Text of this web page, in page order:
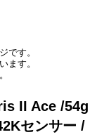
です。
ます。
II Ace /54g
センサー /